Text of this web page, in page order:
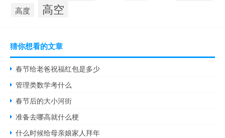
高度 高空
猜你想看的文章
春节给老爸祝福红包是多少
管理类数学考什么
春节后的大小河街
准备去哪高就什么梗
什么时候给母亲娘家人拜年